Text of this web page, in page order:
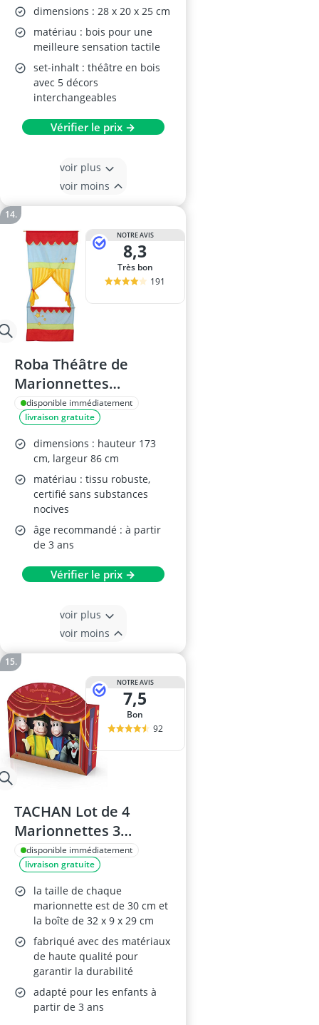
dimensions : 28 x 20 x 25 cm
matériau : bois pour une
meilleure sensation tactile
set-inhalt : théâtre en bois
avec 5 décors
interchangeables
Vérifier le prix →
voir plus
voir moins
NOTRE AVIS
8,3
Très bon
191
Roba Théâtre de
Marionnettes
Bleu/Rouge
disponible immédiatement
livraison gratuite
dimensions : hauteur 173
cm, largeur 86 cm
matériau : tissu robuste,
certifié sans substances
nocives
âge recommandé : à partir
de 3 ans
Vérifier le prix →
voir plus
voir moins
NOTRE AVIS
7,5
Bon
92
TACHAN Lot de 4
Marionnettes 3
Cochons
disponible immédiatement
livraison gratuite
la taille de chaque
marionnette est de 30 cm et
la boîte de 32 x 9 x 29 cm
fabriqué avec des matériaux
de haute qualité pour
garantir la durabilité
adapté pour les enfants à
partir de 3 ans